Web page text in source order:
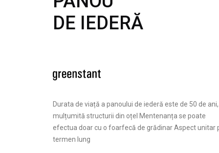
DE IEDERĂ
Durata de viață a panoului de iederă este de 50 de ani,
mulțumită structurii din oțel Mentenanța se poate
efectua doar cu o foarfecă de grădinar Aspect unitar
termen lung